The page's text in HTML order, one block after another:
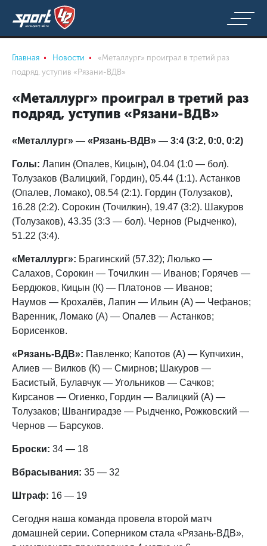
Главная Новости
«Металлург» проиграл в третий раз
подряд, уступив «Рязани-ВДВ»
«Металлург» проиграл в третий раз
подряд, уступив «Рязани-ВДВ»
«Металлург» — «Рязань-ВДВ» — 3:4 (3:2, 0:0, 0:2)
Голы: Лапин (Опалев, Кицын), 04.04 (1:0 — бол).
Толузаков (Валицкий, Гордин), 05.44 (1:1). Астанков
(Опалев, Ломако), 08.54 (2:1). Гордин (Толузаков),
16.28 (2:2). Сорокин (Точилкин), 19.47 (3:2). Шакуров
(Толузаков), 43.35 (3:3 — бол). Чернов (Рыдченко),
51.22 (3:4).
«Металлург»: Брагинский (57.32); Люлько —
Салахов, Сорокин — Точилкин — Иванов; Горячев —
Бердюков, Кицын (К) — Платонов — Иванов;
Наумов — Крохалёв, Лапин — Ильин (А) — Чефанов;
Варенник, Ломако (А) — Опалев — Астанков;
Борисенков.
«Рязань-ВДВ»: Павленко; Капотов (А) — Купчихин,
Алиев — Вилков (К) — Смирнов; Шакуров —
Басистый, Булавчук — Угольников — Сачков;
Кирсанов — Огиенко, Гордин — Валицкий (А) —
Толузаков; Швангирадзе — Рыдченко, Рожковский —
Чернов — Барсуков.
Броски: 34 — 18
Вбрасывания: 35 — 32
Штраф: 16 — 19
Сегодня наша команда провела второй матч
домашней серии. Соперником стала «Рязань-ВДВ»,